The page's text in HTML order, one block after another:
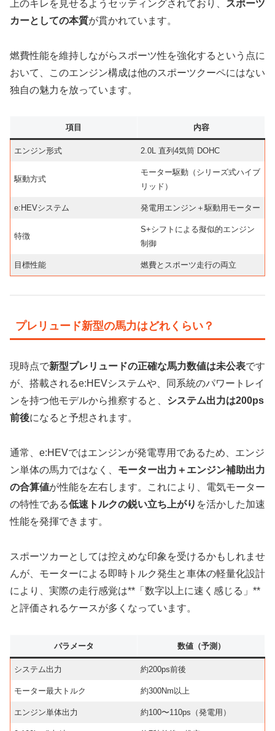
上のキレを見せるようセッティングされており、
スポーツ
カーとしての本質が貫かれています。
燃費性能を維持しながらスポーツ性を強化するという点に
おいて、このエンジン構成は他のスポーツクーペにはない
独自の魅力を放っています。
項目 内容
エンジン形式 2.0L 直列4気筒 DOHC
駆動方式
モーター駆動（シリーズ式ハイブ
リッド）
e:HEVシステム 発電用エンジン＋駆動用モーター
特徴
S+シフトによる擬似的エンジン
制御
目標性能 燃費とスポーツ走行の両立
プレリュード新型の馬力はどれくらい？
現時点で新型プレリュードの正確な馬力数値は未公表です
が、搭載されるe:HEVシステムや、同系統のパワートレイ
ンを持つ他モデルから推察すると、 システム出力は200ps
前後になると予想されます。
通常、e:HEVではエンジンが発電専用であるため、エンジ
ン単体の馬力ではなく、 モーター出力＋エンジン補助出力
の合算値が性能を左右します。これにより、電気モーター
の特性である低速トルクの鋭い立ち上がり を活かした加速
性能を発揮できます。
スポーツカーとしては控えめな印象を受けるかもしれませ
んが、モーターによる即時トルク発生と車体の軽量化設計
により、実際の走行感覚は**「数字以上に速く感じる」**
と評価されるケースが多くなっています。
パラメータ 数値（予測）
システム出力 約200ps前後
モーター最大トルク 約300Nm以上
エンジン単体出力 約100〜110ps（発電用）